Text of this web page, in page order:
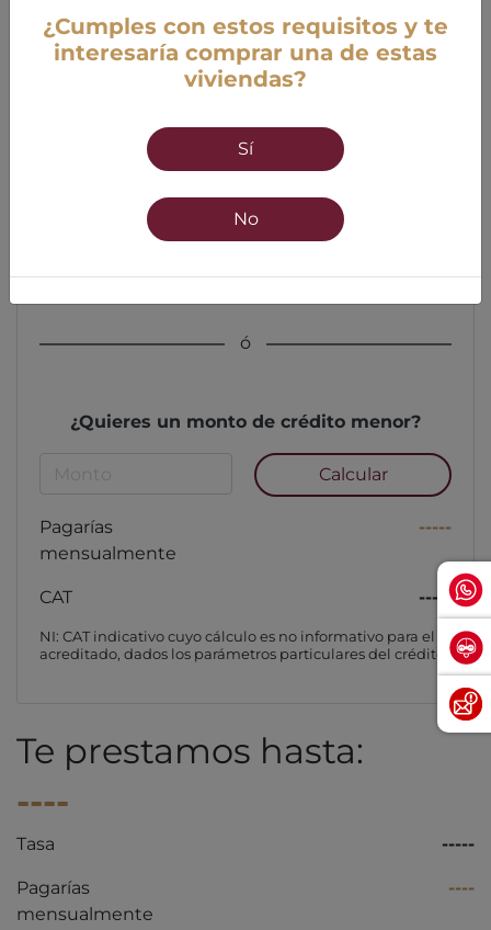
¿Cumples con estos requisitos y te
interesaría comprar una de estas
viviendas?
Sí
No
Edad
18 años mínimo 55 años máximo
ó
¿Quieres un monto de crédito menor?
Calcular
Pagarías
mensualmente
-----
CAT -----
NI: CAT indicativo cuyo cálculo es no informativo para el
acreditado, dados los parámetros particulares del crédito
Te prestamos hasta:
----
Tasa -----
Pagarías
mensualmente
----